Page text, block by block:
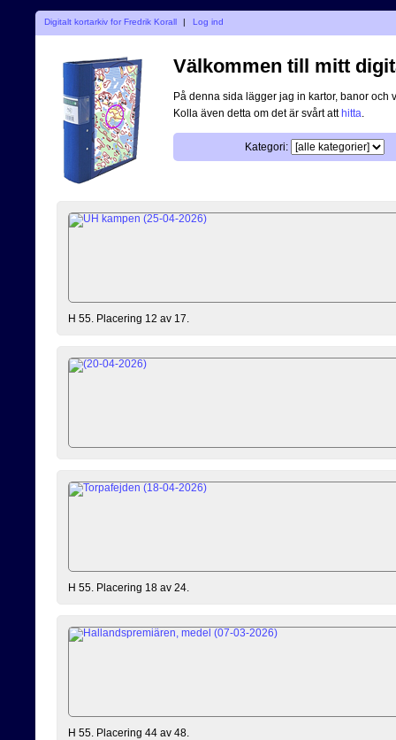
Digitalt kortarkiv for Fredrik Korall | Log ind
Välkommen till mitt
På denna sida lägger jag in kartor, banor och
Kolla även detta om det är svårt atthitta
Kategori:
H 55. Placering 12 av 17.
H 55. Placering 18 av 24.
H 55. Placering 44 av 48.